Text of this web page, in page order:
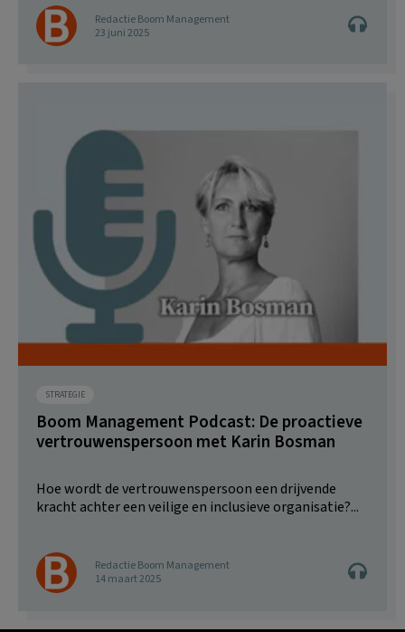
Redactie Boom Management
23 juni 2025
STRATEGIE
Boom Management Podcast: De proactieve
vertrouwenspersoon met Karin Bosman
Hoe wordt de vertrouwenspersoon een drijvende
kracht achter een veilige en inclusieve organisatie?...
Redactie Boom Management
14 maart 2025